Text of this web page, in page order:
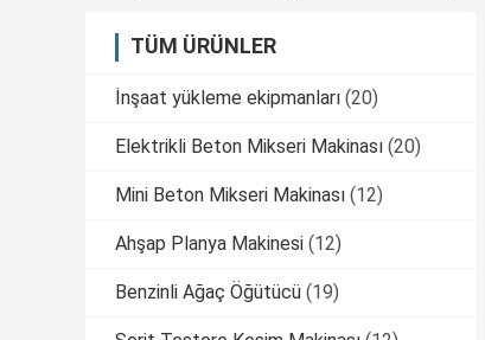
TÜM ÜRÜNLER
İnşaat yükleme ekipmanları (20)
Elektrikli Beton Mikseri Makinası (20)
Mini Beton Mikseri Makinası (12)
Ahşap Planya Makinesi (12)
Benzinli Ağaç Öğütücü (19)